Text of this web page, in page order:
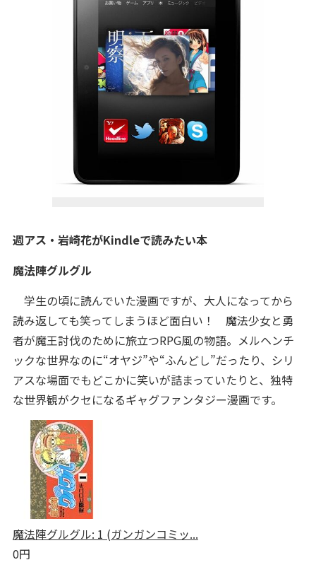
週アス・岩崎花がKindleで読みたい本
魔法陣グルグル
学生の頃に読んでいた漫画ですが、大人になってから
読み返しても笑ってしまうほど面白い！ 魔法少女と勇
者が魔王討伐のために旅立つRPG風の物語。メルヘンチ
ックな世界なのに“オヤジ”や“ふんどし”だったり、シリ
アスな場面でもどこかに笑いが詰まっていたりと、独特
な世界観がクセになるギャグファンタジー漫画です。
魔法陣グルグル: 1 (ガンガンコミッ...
0円